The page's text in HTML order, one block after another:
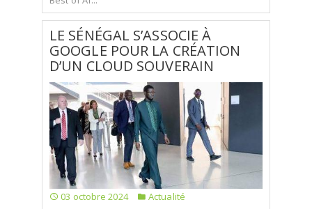
LE SÉNÉGAL S’ASSOCIE À
GOOGLE POUR LA CRÉATION
D’UN CLOUD SOUVERAIN
03 octobre 2024
Actualité